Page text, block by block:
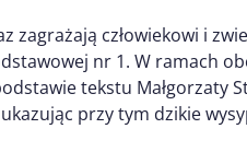
zagrażają człowiekowi i
nr 1. W ramach
tekstu Małgorzaty
przy tym dzikie